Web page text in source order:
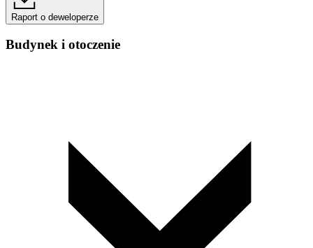
Raport o deweloperze
Budynek i otoczenie